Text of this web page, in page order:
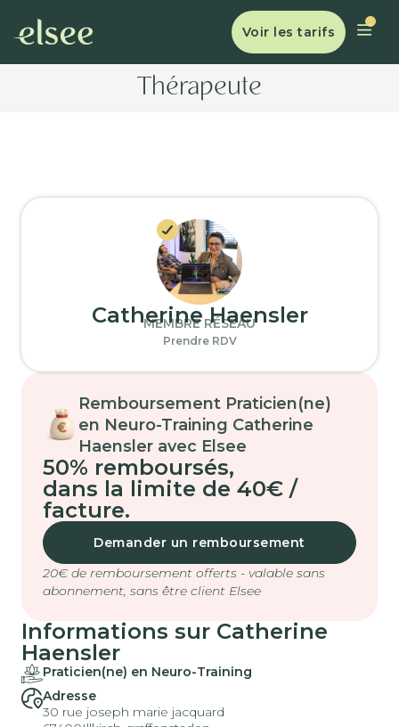
Voir les tarifs
Thérapeute
Catherine Haensler
MEMBRE RÉSEAU
Prendre RDV
Remboursement Praticien(ne)
en Neuro-Training Catherine
Haensler avec Elsee
50% remboursés,
dans la limite de 40€ /
facture.
Demander un remboursement
20€ de remboursement offerts - valable sans
abonnement, sans être client Elsee
Informations sur Catherine
Haensler
Praticien(ne) en Neuro-Training
Adresse
30 rue joseph marie jacquard